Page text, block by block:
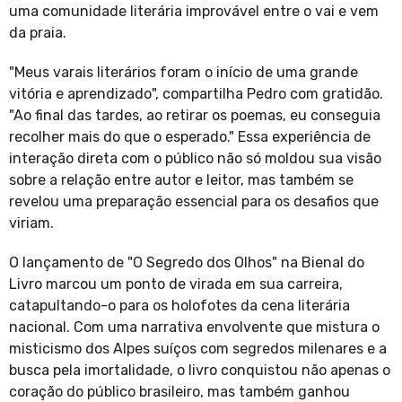
uma comunidade literária improvável entre o vai e vem
da praia.
"Meus varais literários foram o início de uma grande
vitória e aprendizado", compartilha Pedro com gratidão.
"Ao final das tardes, ao retirar os poemas, eu conseguia
recolher mais do que o esperado." Essa experiência de
interação direta com o público não só moldou sua visão
sobre a relação entre autor e leitor, mas também se
revelou uma preparação essencial para os desafios que
viriam.
O lançamento de "O Segredo dos Olhos" na Bienal do
Livro marcou um ponto de virada em sua carreira,
catapultando-o para os holofotes da cena literária
nacional. Com uma narrativa envolvente que mistura o
misticismo dos Alpes suíços com segredos milenares e a
busca pela imortalidade, o livro conquistou não apenas o
coração do público brasileiro, mas também ganhou